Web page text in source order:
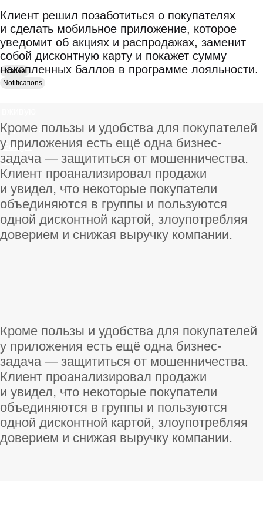
Свежевъ
Native
Notifications
App Store
Google
Play
Клиент решил позаботиться о покупателях
и сделать мобильное приложение, которое
уведомит об акциях и распродажах, заменит
собой дисконтную карту и покажет сумму
накопленных баллов в программе лояльности.
Кроме пользы и удобства для покупателей
у приложения есть ещё одна бизнес-
задача — защититься от мошенничества.
Клиент проанализировал продажи
и увидел, что некоторые покупатели
объединяются в группы и пользуются
одной дисконтной картой, злоупотребляя
доверием и снижая выручку компании.
Кроме пользы и удобства для покупателей
у приложения есть ещё одна бизнес-
задача — защититься от мошенничества.
Клиент проанализировал продажи
и увидел, что некоторые покупатели
объединяются в группы и пользуются
одной дисконтной картой, злоупотребляя
доверием и снижая выручку компании.